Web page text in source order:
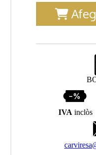
IVA inclòs